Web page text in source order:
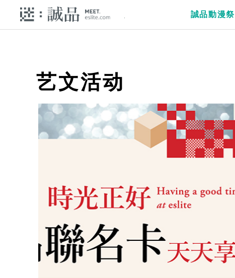
誠品動漫祭
艺文活动